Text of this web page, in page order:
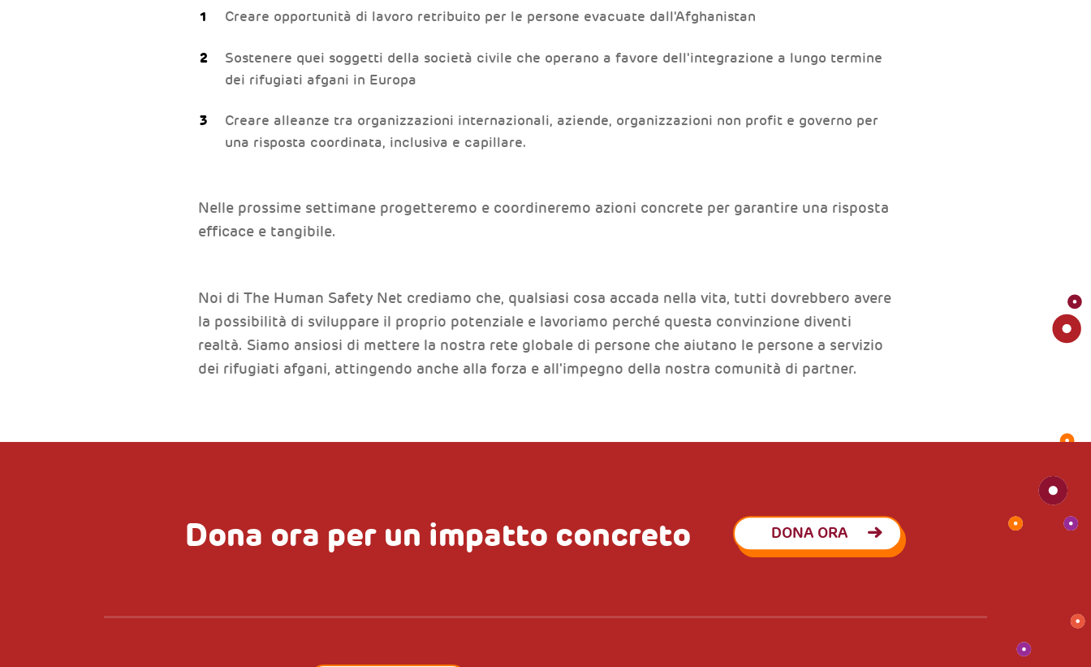
Creare opportunità di lavoro retribuito per le persone evacuate dall'Afghanistan
Sostenere quei soggetti della società civile che operano a favore dell'integrazione a lungo termine
dei rifugiati afgani in Europa
Creare alleanze tra organizzazioni internazionali, aziende, organizzazioni non profit e governo per
una risposta coordinata, inclusiva e capillare.
Nelle prossime settimane progetteremo e coordineremo azioni concrete per garantire una risposta
efficace e tangibile.
Noi di The Human Safety Net crediamo che, qualsiasi cosa accada nella vita, tutti dovrebbero avere
la possibilità di sviluppare il proprio potenziale e lavoriamo perché questa convinzione diventi
realtà. Siamo ansiosi di mettere la nostra rete globale di persone che aiutano le persone a servizio
dei rifugiati afgani, attingendo anche alla forza e all'impegno della nostra comunità di partner.
Dona ora per un impatto concreto DONA ORA